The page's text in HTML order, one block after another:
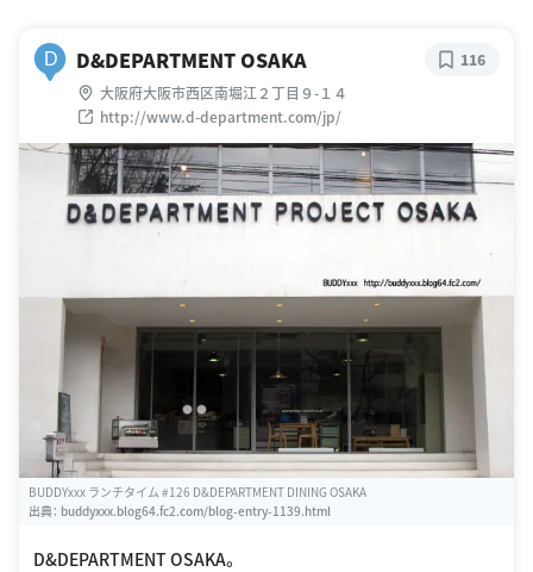
D D&DEPARTMENT OSAKA
大阪府大阪市西区南堀江２丁目９-１４
http://www.d-department.com/jp/
116
BUDDYxxx ランチタイム #126 D&DEPARTMENT DINING OSAKA
出典： buddyxxx.blog64.fc2.com/blog-entry-1139.html
D&DEPARTMENT OSAKA。